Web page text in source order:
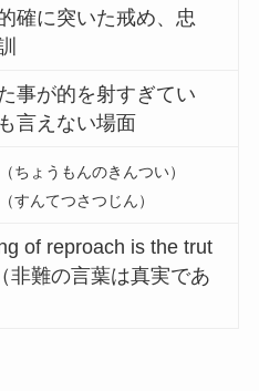
確に突いた戒め、忠
事が的を射すぎてい
言えない場面
ちょうもんのきんつい）
すんてつさつじん）
of reproach is the trut
非難の言葉は真実であ